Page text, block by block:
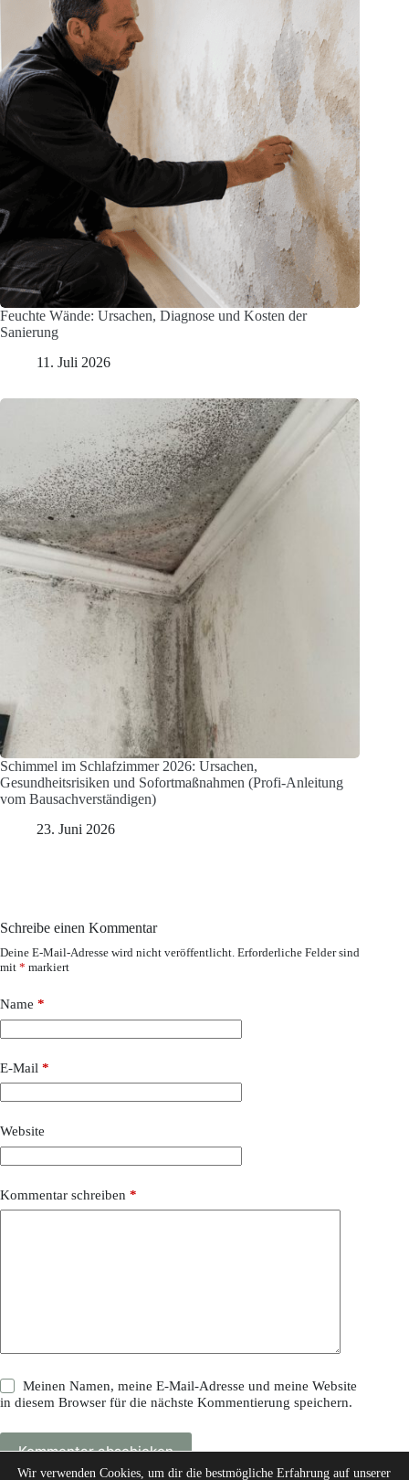
Feuchte Wände: Ursachen, Diagnose und Kosten der
Sanierung
11. Juli 2026
Schimmel im Schlafzimmer 2026: Ursachen,
Gesundheitsrisiken und Sofortmaßnahmen (Profi-Anleitung
vom Bausachverständigen)
23. Juni 2026
Schreibe einen Kommentar
Deine E-Mail-Adresse wird nicht veröffentlicht. Erforderliche Felder sind
mit * markiert
Name *
E-Mail *
Website
Kommentar schreiben *
Meinen Namen, meine E-Mail-Adresse und meine Website
in diesem Browser für die nächste Kommentierung speichern.
Kommentar abschicken
Wir verwenden Cookies, um dir die bestmögliche Erfahrung auf unserer